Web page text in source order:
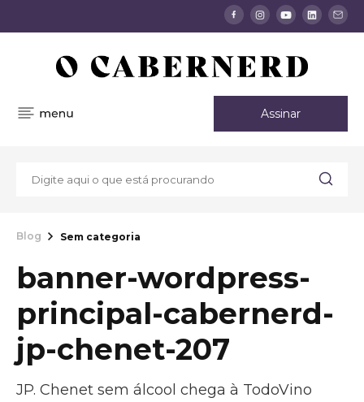
Assinar
Blog Sem categoria
banner-wordpress-
principal-cabernerd-
jp-chenet-207
JP. Chenet sem álcool chega à TodoVino